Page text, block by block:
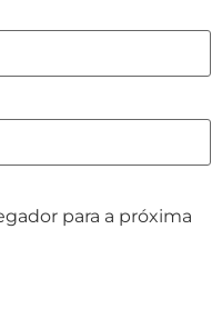
para a próxima